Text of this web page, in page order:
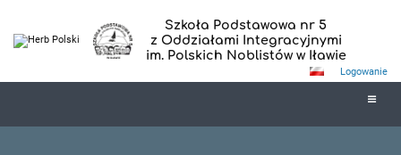
Szkoła Podstawowa nr 5
z Oddziałami Integracyjnymi
im. Polskich Noblistów w Iławie
Logowanie